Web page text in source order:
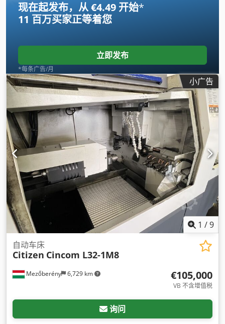
现在起发布，从 €4.49 开始*
11 百万买家正等着您
立即发布
*每条广告/月
小广告
1 /9
Mezőberény 6,729 km
自动车床
Citizen Cincom L32-1M8
€105,000
VB 不含增值税
询问